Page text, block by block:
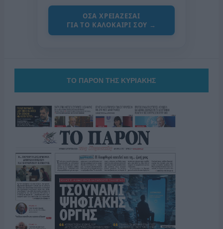
ΟΣΑ ΧΡΕΙΑΖΕΣΑΙ
ΓΙΑ ΤΟ ΚΑΛΟΚΑΙΡΙ ΣΟΥ →
ΤΟ ΠΑΡΟΝ ΤΗΣ ΚΥΡΙΑΚΗΣ